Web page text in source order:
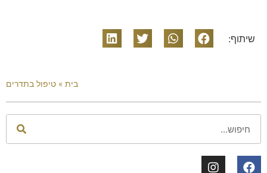
שיתוף:
בית » טיפול בתדרים